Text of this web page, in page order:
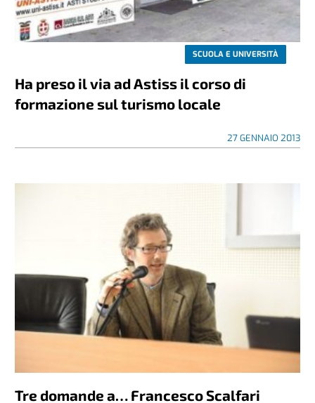
SCUOLA E UNIVERSITÀ
Ha preso il via ad Astiss il corso di
formazione sul turismo locale
27 GENNAIO 2013
Tre domande a… Francesco Scalfari